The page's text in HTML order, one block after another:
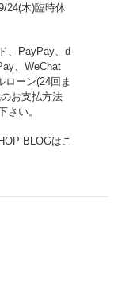
24(木)臨時休
、PayPay、d
、WeChat
ローン(24回ま
お支払方法
さい。
BLOGはこ